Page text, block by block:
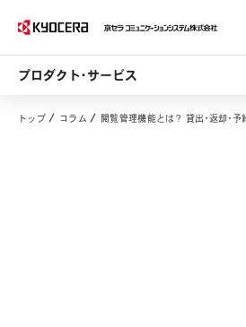
プロダクト・サービス
トップ コラム 閲覧管理機能とは？ 貸出・返却・